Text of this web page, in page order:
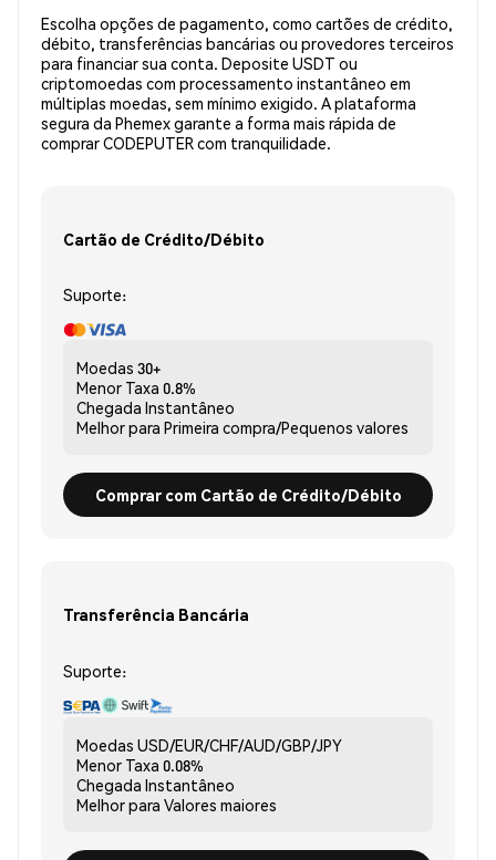
Escolha opções de pagamento, como cartões de crédito,
débito, transferências bancárias ou provedores terceiros
para financiar sua conta. Deposite USDT ou
criptomoedas com processamento instantâneo em
múltiplas moedas, sem mínimo exigido. A plataforma
segura da Phemex garante a forma mais rápida de
comprar CODEPUTER com tranquilidade.
Cartão de Crédito/Débito
Suporte:
Moedas 30+
Menor Taxa 0.8%
Chegada Instantâneo
Melhor para Primeira compra/Pequenos valores
Comprar com Cartão de Crédito/Débito
Transferência Bancária
Suporte:
Moedas USD/EUR/CHF/AUD/GBP/JPY
Menor Taxa 0.08%
Chegada Instantâneo
Melhor para Valores maiores